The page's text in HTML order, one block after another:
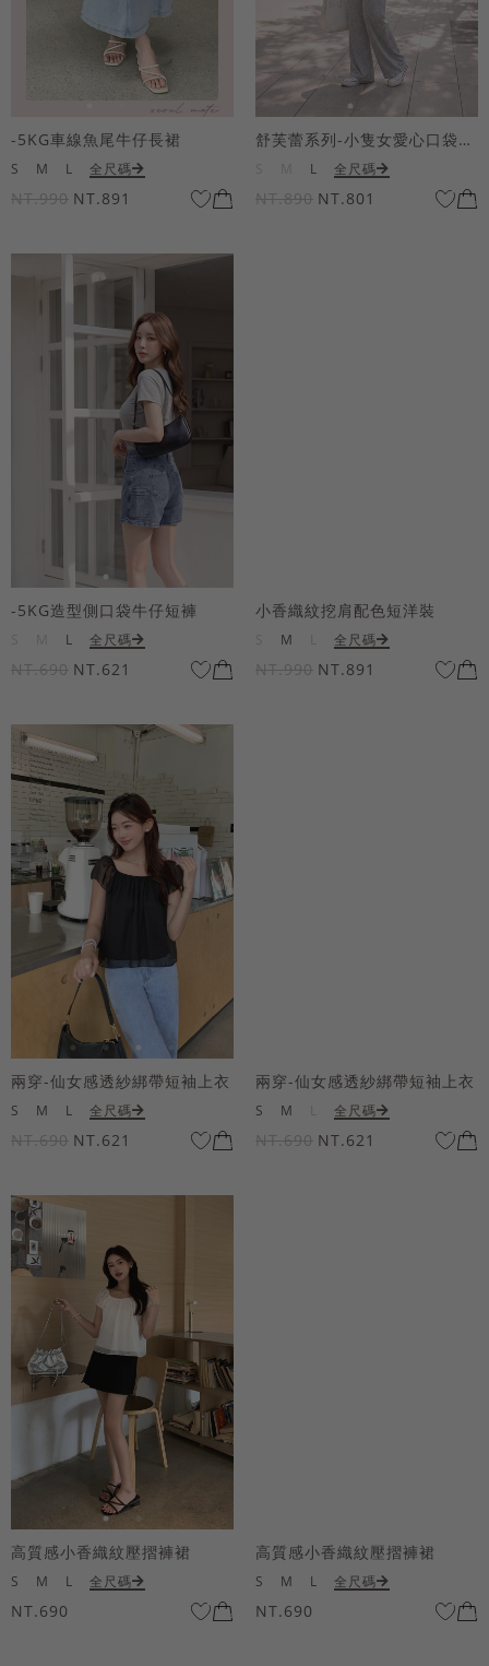
-5KG車線魚尾牛仔長裙
S M L 全尺碼
NT.990 NT.891
舒芙蕾系列-小隻女愛心口袋寬褲
L 全尺碼
NT.890 NT.801
-5KG造型側口袋牛仔短褲
L 全尺碼
NT.690 NT.621
小香織紋挖肩配色短洋裝
M 全尺碼
NT.990 NT.891
兩穿-仙女感透紗綁帶短袖上衣
S M L 全尺碼
NT.690 NT.621
兩穿-仙女感透紗綁帶短袖上衣
S M 全尺碼
NT.690 NT.621
高質感小香織紋壓摺褲裙
S M L 全尺碼
NT.690
高質感小香織紋壓摺褲裙
S M L 全尺碼
NT.690